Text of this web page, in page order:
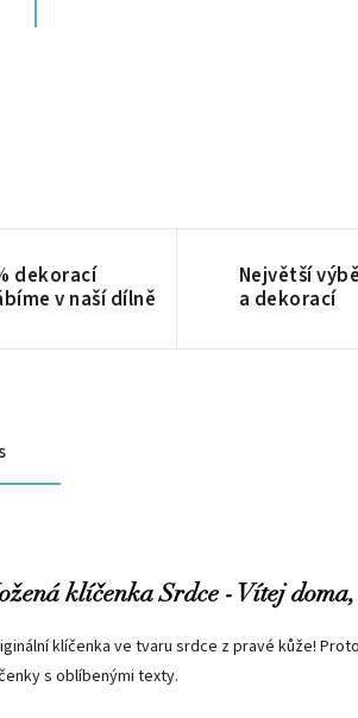
dekorací
v naší dílně
Největší
a dekorací
klíčenka Srdce - Vítej
klíčenka ve tvaru srdce z pravé kůže!
s oblíbenými texty.